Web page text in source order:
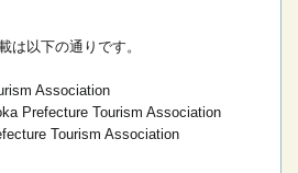
は以下の通りです。
Association
Prefecture Tourism Association
Tourism Association